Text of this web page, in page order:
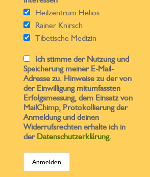
Heilzentrum Helios
Rainer Knirsch
Tibetische Medizin
Ich stimme der Nutzung und
Speicherung meiner E-Mail-
Adresse zu. Hinweise zu der von
der Einwilligung mitumfassten
Erfolgsmessung, dem Einsatz von
MailChimp, Protokollierung der
Anmeldung und deinen
Widerrufsrechten erhalte ich in
der Datenschutzerklärung.